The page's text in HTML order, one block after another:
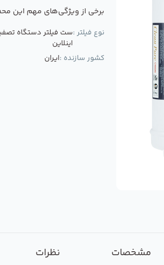
برخی از ویژگی‌های مهم این
نوع فیلتر :ست فیلتر دستگاه
اینلاین
کشور سازنده :ایران
مشخصات نظرات